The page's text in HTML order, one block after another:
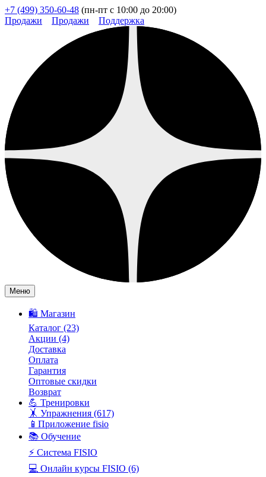
+7 (499) 350-60-48 (пн-пт с 10:00 до 20:00)
Продажи
Продажи Поддержка
Меню
🛍️ Магазин
Каталог (23)
Акции (4)
Доставка
Оплата
Гарантия
Оптовые скидки
Возврат
💪 Тренировки
🤸 Упражнения (617)
📱Приложение fisio
📚 Обучение
⚡️ Система FISIO
💻 Онлайн курсы FISIO (6)